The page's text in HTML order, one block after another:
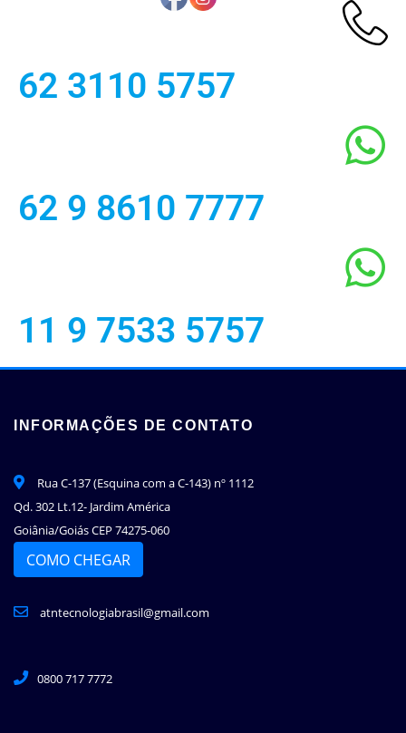
62 3110 5757
62 9 8610 7777
11 9 7533 5757
INFORMAÇÕES DE CONTATO
Rua C-137 (Esquina com a C-143) nº 1112
Qd. 302 Lt.12- Jardim América
Goiânia/Goiás CEP 74275-060
COMO CHEGAR
atntecnologiabrasil@gmail.com
0800 717 7772